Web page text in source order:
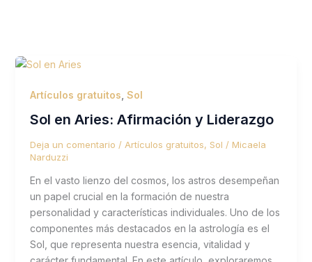
Artículos gratuitos Sol
Sol en Aries: Afirmación y Liderazgo
Deja un comentario / Artículos gratuitos, Sol / Micaela
Narduzzi
En el vasto lienzo del cosmos, los astros desempeñan
un papel crucial en la formación de nuestra
personalidad y características individuales. Uno de los
componentes más destacados en la astrología es el
Sol, que representa nuestra esencia, vitalidad y